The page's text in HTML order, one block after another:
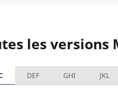
les versions
DEF GHI JKL